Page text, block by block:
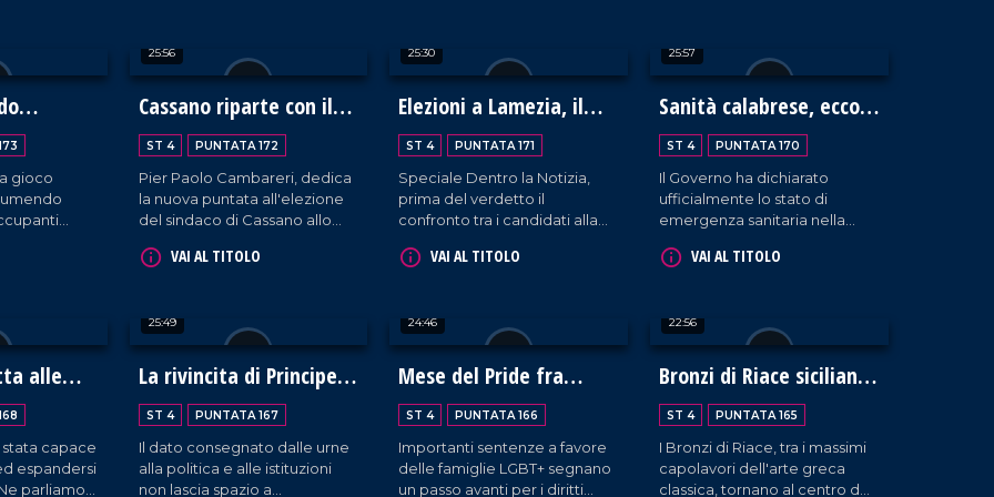
maggioranza dei cittadini
diserta il voto? Ne parliamo
con Franco Laratta, direttore
di LaC News24 e Antonio
Viscomi, ex deputato.
professione, tra denunce e
proposte per una sanità
pubblica più forte e vicina ai
cittadini.
delle competenze escluse e
della ricerca precaria. Ne
parliamo con Umberto
Calabrone, segretario
regionale della Fiom CGIL.
gioco
che
dottore
direttore
Cosenza,
nella lotta
25:56
Cassano riparte con il
neo-sindaco Iacobini
ST 4 PUNTATA 172
Pier Paolo Cambareri, dedica
la nuova puntata all'elezione
del sindaco di Cassano allo
studio, il primo cittadino
sfide chiave: giunta, servizi,
legalità, turismo, politiche
sociali e partecipazione civica.
VAI AL TITOLO
25:30
Elezioni a Lamezia, il
confronto Lo Moro-
Murone
ST 4 PUNTATA 171
Speciale Dentro la Notizia,
prima del verdetto il
confronto tra i candidati alla
Terme, Doris Lo Moro e Mario
VAI AL TITOLO
25:57
Sanità calabrese, ecco i
nodi da sciogliere
ST 4 PUNTATA 170
Il Governo ha dichiarato
ufficialmente lo stato di
emergenza sanitaria nella
presidente della regione
sono le vere cause del
collasso del sistema? Esiste
ancora una via d'uscita? Con
Luigi Ziccarelli, segretario
regionale di Anaao Assomed
Calabria, abbiamo analizzato
le principali criticità.
VAI AL TITOLO
alle
capace
espandersi
parliamo
25:49
La rivincita di Principe e
il "CASO LAMEZIA"
ST 4 PUNTATA 167
Il dato consegnato dalle urne
alla politica e alle istituzioni
non lascia spazio a
24:46
Mese del Pride fra
eventi e sentenze
storiche
ST 4 PUNTATA 166
Importanti sentenze a favore
delle famiglie LGBT+ segnano
un passo avanti per i diritti
22:56
Bronzi di Riace siciliani?
Parla Castrizio
ST 4 PUNTATA 165
I Bronzi di Riace, tra i massimi
capolavori dell'arte greca
classica, tornano al centro del